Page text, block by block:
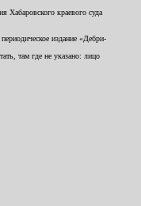
Хабаровского краевого суда
издание «Дебри-
там где не указано: лицо